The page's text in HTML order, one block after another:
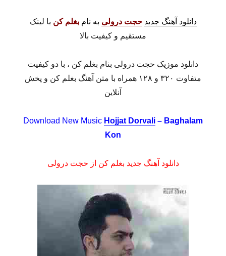
دانلود آهنگ جدید حجت درولی به نامبغلم کن با لینک
مستقیم و کیفیت بالا
دانلود موزیک حجت درولی بنام بغلم کن ، با دو کیفیت
متفاوت ۳۲۰ و ۱۲۸ همراه با متن آهنگ بغلم کن و پخش
آنلاین
Download New Music Hojjat Dorvali – Baghalam
Kon
دانلود آهنگ جدید بغلم کن از حجت درولی